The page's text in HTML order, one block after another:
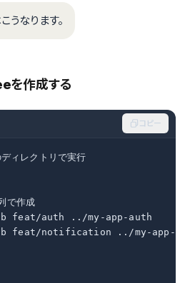
うなります。
を作成する
コピー
ィレクトリで実行
で作成
feat/auth ../my-app-auth
b feat/notification ../my-app-